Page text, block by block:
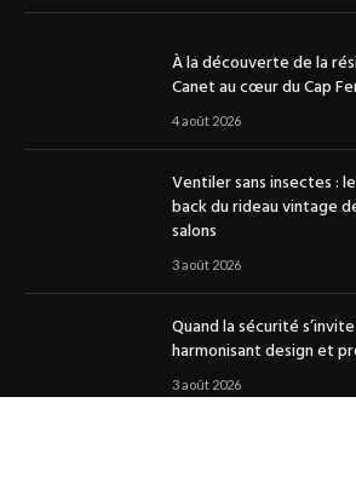
À la découverte de la
Canet au cœur du Cap
4 août 2026
Ventiler sans insectes :
back du rideau vintage
salons
3 août 2026
Quand la sécurité
harmonisant design et
3 août 2026